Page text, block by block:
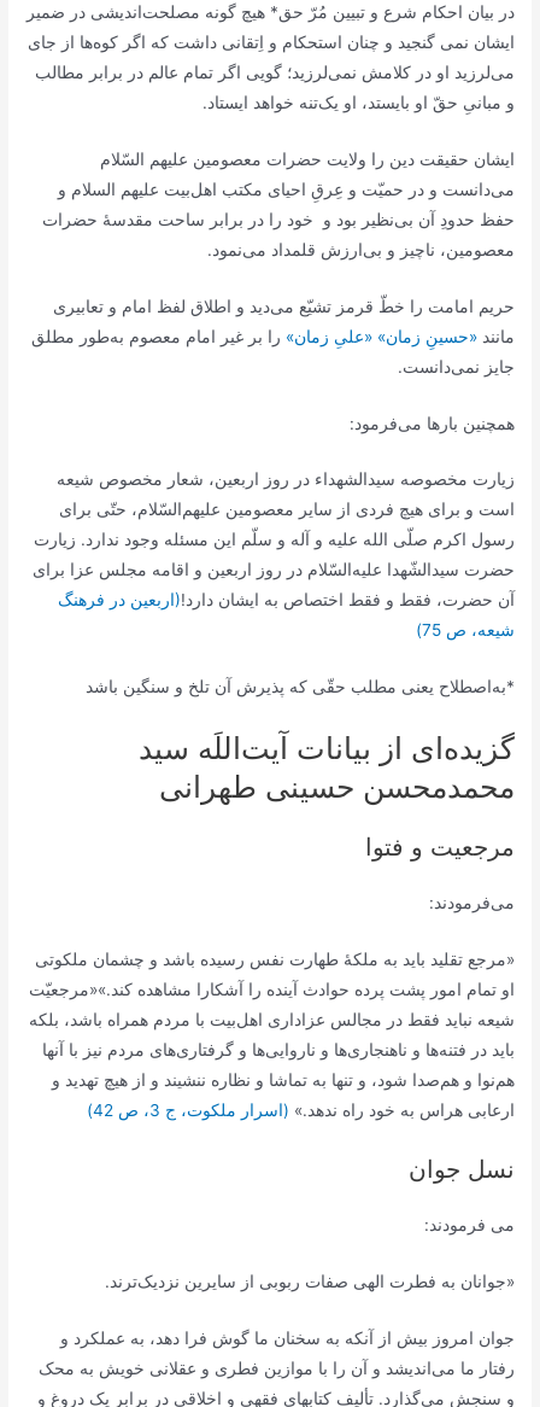
در بیان احکام شرع و تبیین مُرّ حق* هیچ گونه مصلحت‌اندیشی در ضمیر
ایشان نمی گنجید و چنان استحکام و اِتقانی داشت که اگر کوه‏‌ها از جاى
می‌لرزید او در کلامش نمی‌لرزید؛ گویی اگر تمام عالم در برابر مطالب
و مبانىِ حقّ او بایستد، او یک‌‏تنه خواهد ایستاد.
ایشان حقیقت دین را ولایت حضرات معصومین علیهم السّلام
می‌دانست و در حمیّت و عِرقِ احیای مکتب اهل‌بیت علیهم السلام و
حفظ حدودِ آن بی‌نظیر بود و خود را در برابر ساحت مقدسۀ حضرات
معصومین، ناچیز و بی‌ارزش قلمداد می‌نمود.
حریم امامت را خطّ قرمز تشیّع می‌دید و اطلاق لفظ امام و تعابیری
مانند«حسینِ زمان» «علیِ زمان» را بر غیر امام معصوم به‌طور مطلق
جایز نمی‌دانست.
همچنین بارها می‌فرمود:
زيارت مخصوصه سیدالشهداء در روز اربعين، شعار مخصوص شيعه
است و براى هيچ فردى از ساير معصومين عليهم‏‌السّلام، حتّى براى
رسول اكرم صلّى الله عليه و آله و سلّم اين مسئله وجود ندارد. زيارت
حضرت سيدالشّهدا عليه‌‏السّلام در روز اربعين و اقامه مجلس عزا براى
آن حضرت، فقط و فقط اختصاص به ايشان دارد!(اربعین در فرهنگ
شیعه، ص 75)
*به‌اصطلاح یعنی مطلب حقّی که پذیرش آن تلخ و سنگین باشد
گزیده‌ای از بیانات آیت‌اللَه سید
محمدمحسن حسینی طهرانی
مرجعیت و فتوا
می‌فرمودند:
«مرجع تقلید باید به ملکۀ طهارت نفس رسیده باشد و چشمان ملکوتى
او تمام امور پشت پرده حوادث آینده را آشکارا مشاهده کند.»«مرجعیّت
شیعه نباید فقط در مجالس عزاداری اهل‌بیت با مردم همراه باشد، بلکه
باید در فتنه‌ها و ناهنجاری‌ها و ناروایی‌ها و گرفتاری‌های مردم نیز با آنها
هم‌نوا و هم‌صدا شود، و تنها به تماشا و نظاره ننشیند و از هیچ تهدید و
ارعابی هراس به خود راه ندهد.» (اسرار ملکوت، ج 3، ص 42)
نسل جوان
می فرمودند:
«جوانان به فطرت الهی صفات ربوبی از سایرین نزدیک‌ترند.
جوان‏ امروز بیش از آنکه به سخنان ما گوش فرا دهد، به عملکرد و
رفتار ما می‌‏اندیشد و آن را با موازین فطرى و عقلانى خویش به محک
و سنجش می‌‏گذارد. تألیف کتاب‏هاى فقهى و اخلاقى در برابر یک دروغ و